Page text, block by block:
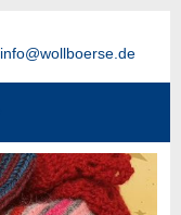
info@wollboerse.de